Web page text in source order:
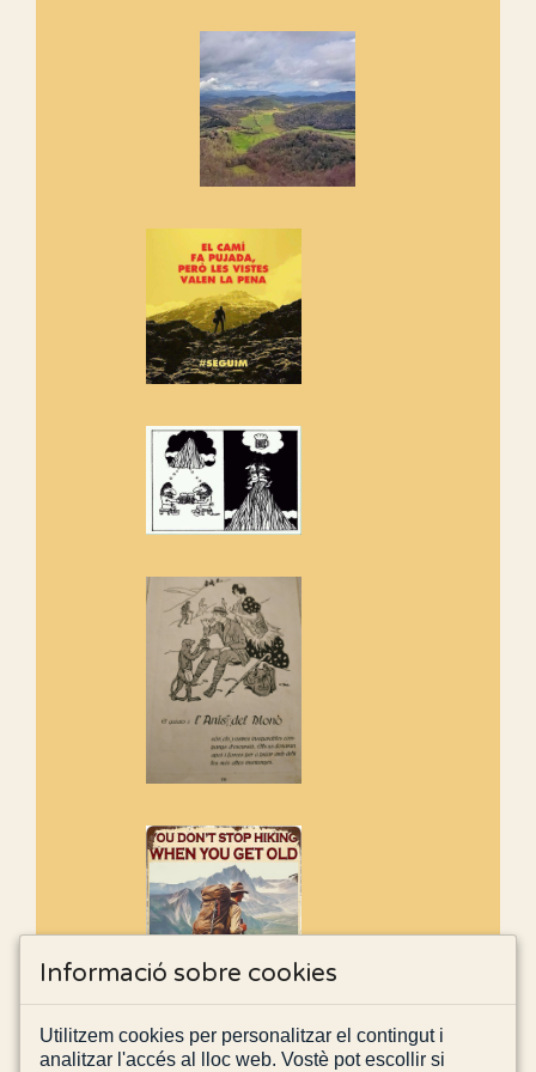
Marmotes de biblioteca
Si no podem caminar, alguna
cosa hem de fer...
Els Centpeus signen el
Manifest a favor dels Camins
Si ets una entitat o associació
adhereix-te al manifest!
Rebem un diploma dels
Amics de Sant Aniol d'Aguja
Els Centpeus estem implicats
de l'entorn de Sant Aniol
Informació sobre cookies
Utilitzem cookies per personalitzar el contingut i
analitzar l'accés al lloc web. Vostè pot escollir si